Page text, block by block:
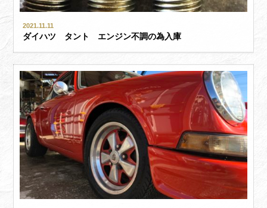
2021.11.11
ダイハツ タント エンジン不調の為入庫